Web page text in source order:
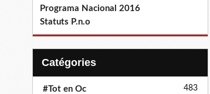
Programa Nacional 2016
Statuts P.n.o
Catégories
#Tot en Oc 483